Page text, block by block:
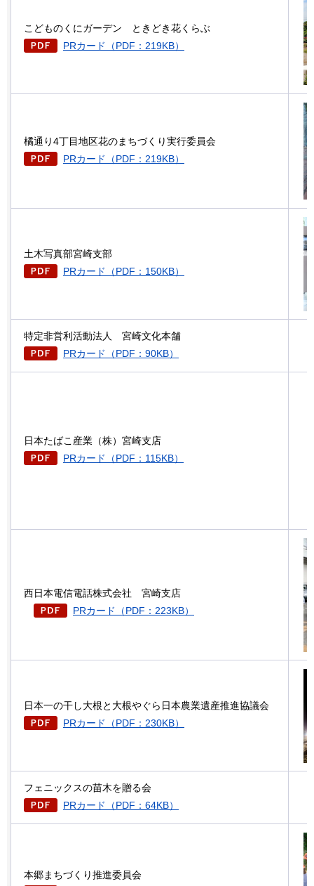
こどものくにガーデン と きどき花くらぶ
PRカード（PDF：219KB）
橘通り4丁目地区花のまちづくり実行委員会
PRカード（PDF：219KB）
土木写真部宮崎支部
PRカード（PDF：150KB）
特定非営利活動法人 宮崎文化本舗
PRカード（PDF：90KB）
日本たばこ産業（株）宮崎支店
PRカード（PDF：115KB）
西日本電信電話株式会社
宮崎支店
PRカード（PDF：223KB）
日本一の干し大根と大根やぐら日本農業遺産推進協議会
PRカード（PDF：230KB）
フェニックスの苗木を贈る会
PRカード（PDF：64KB）
本郷まちづくり推進委員会